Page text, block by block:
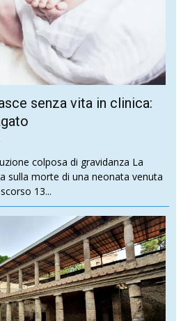
senza vita in clinica:
colposa di gravidanza La
sulla morte di una neonata venuta
13...